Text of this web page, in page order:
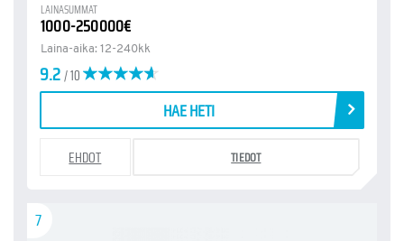
LAINASUMMAT
1000-250000€
Laina-aika: 12-240kk
9.2/ 10
HAE HETI
EHDOT TIEDOT
7